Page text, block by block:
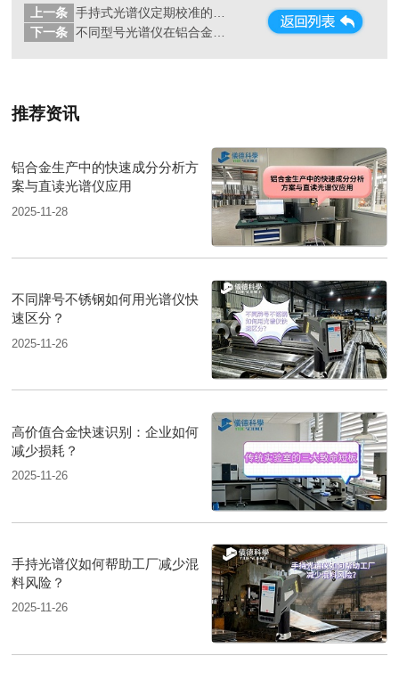
上一条
下一条
推荐资讯
铝合金生产中的快速成分分析方
案与直读光谱仪应用
2025-11-28
不同牌号不锈钢如何用光谱仪快
速区分？
2025-11-26
高价值合金快速识别：企业如何
减少损耗？
2025-11-26
手持光谱仪如何帮助工厂减少混
料风险？
2025-11-26